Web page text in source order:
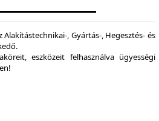
, Gyártás-, Hegesztés- és
eszközeit felhasználva ügyességi